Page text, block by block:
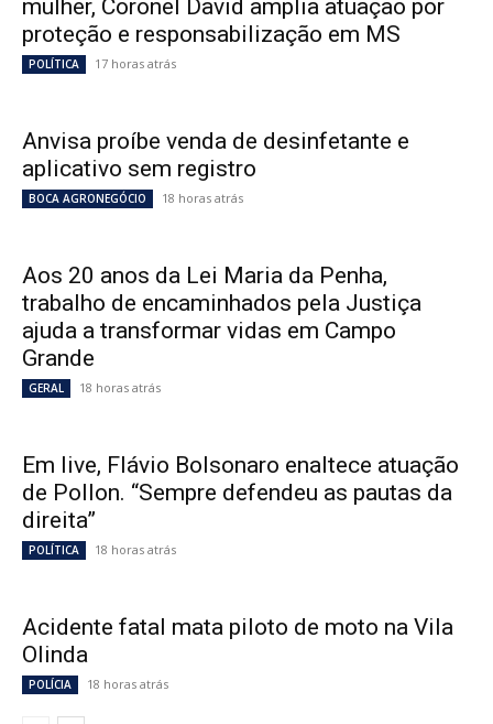
mulher, Coronel David amplia atuação por
proteção e responsabilização em MS
POLÍTICA 17 horas atrás
Anvisa proíbe venda de desinfetante e
aplicativo sem registro
BOCA AGRONEGÓCIO 18 horas atrás
Aos 20 anos da Lei Maria da Penha,
trabalho de encaminhados pela Justiça
ajuda a transformar vidas em Campo
Grande
GERAL 18 horas atrás
Em live, Flávio Bolsonaro enaltece atuação
de Pollon. “Sempre defendeu as pautas da
direita”
POLÍTICA 18 horas atrás
Acidente fatal mata piloto de moto na Vila
Olinda
POLÍCIA 18 horas atrás